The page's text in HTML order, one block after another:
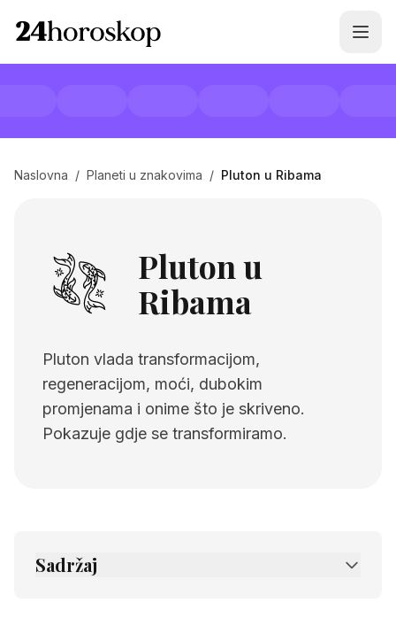
Naslovna / Planeti u znakovima / Pluton u Ribama
Pluton u
Ribama
Pluton vlada transformacijom,
regeneracijom, moći, dubokim
promjenama i onime što je skriveno.
Pokazuje gdje se transformiramo.
Sadržaj